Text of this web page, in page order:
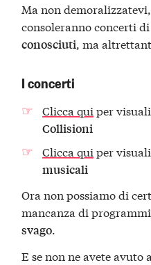
Ma non
consoleranno concerti
conosciuti, ma
I concerti
Clicca qui per
Collisioni
Clicca qui per
musicali
Ora non possiamo di
mancanza di
svago.
E se non ne avete avuto